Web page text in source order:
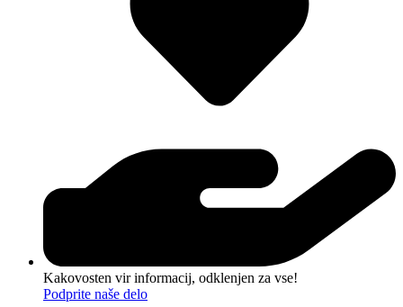
Kakovosten vir informacij, odklenjen za vse!
Podprite naše delo